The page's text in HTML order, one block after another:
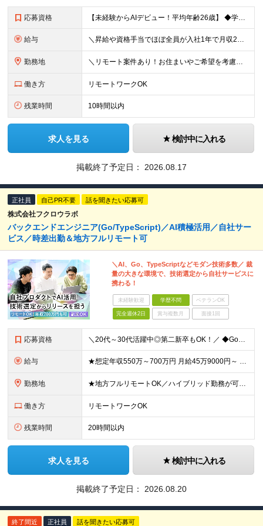
応募資格 【未経験からAIデビュー！平均年齢26歳】 ◆学歴不問 ◆職種・業種未経験歓迎 ◆第二新卒歓迎 ＼下記に当てはまるあなたをお待ちしています！／ □AIを「つかう側」から「つくる側」になりたい方 □未
給与 ＼昇給や資格手当でほぼ全員が入社1年で月収2万円UP！／ 【経験者】 月給25万円～＋資格手当（1種類につき月1万円以上） 【未経験者】 月給20万円～＋資格手当（1種類につき月1万円以上） ※月
勤務地 ＼リモート案件あり！お住まいやご希望を考慮した案件で働ける◎／ 本社または東京・神奈川・千葉・埼玉の各プロジェクト先にて勤務いただきます 【本社】 東京都港区六本木4-8-5 和幸ビル7F ※（
働き方 リモートワークOK
残業時間 10時間以内
求人を見る 検討中に入れる
掲載終了予定日： 2026.08.17
正社員 自己PR不要 話を聞きたい応募可
株式会社フクロウラボ
バックエンドエンジニア(Go/TypeScript)／AI積極活用／自社サー
ビス／時差出勤＆地方フルリモート可
＼AI、Go、TypeScriptなどモダン技術多数／ 裁
量の大きな環境で、技術選定から自社サービスに
携わる！
未経験歓迎 学歴不問 ベテランOK
完全週休2日 賞与複数月 面接1回
応募資格 ＼20代～30代活躍中◎第二新卒もOK！／ ◆GoまたはTypeScriptでの開発経験3年以上 ◆要件定義・仕様策定のご経験 ◆学歴不問 ～このような方にオススメです～ ・開発部の行動指針に共感し
給与 ★想定年収550万～700万円 月給45万9000円～ ※上記には固定残業代：11万9480円(固定残業時間45時間/月)を含みます ※超過分は別途支給します ※試用期間3ヵ月あり。期間中の給与・待
勤務地 ★地方フルリモートOK／ハイブリッド勤務が可能！ ★完全自社内勤務／客先常駐一切なし ◆東京都渋谷区南平台町16-28 Daiwa渋谷スクエア 3階 ※(変更の範囲)上記を除く当社関連勤務地
働き方 リモートワークOK
残業時間 20時間以内
求人を見る 検討中に入れる
掲載終了予定日： 2026.08.20
終了間近 正社員 話を聞きたい応募可